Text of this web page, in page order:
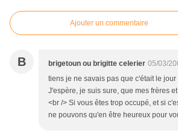
Ajouter un commentaire
B brigetoun ou brigitte celerier 05/03/
tiens je ne savais pas que c'était le
J'espère, je suis sure, que mes frères
<br /> Si vous êtes trop occupé, et si
ne pouvons qu'en être heureux pour